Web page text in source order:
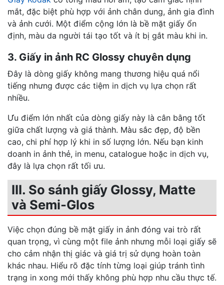
mắt, đặc biệt phù hợp với ảnh chân dung, ảnh gia đình
và ảnh cưới. Một điểm cộng lớn là bề mặt giấy ổn
định, màu da người tái tạo tốt và ít bị gắt màu khi in.
3. Giấy in ảnh RC Glossy chuyên dụng
Đây là dòng giấy không mang thương hiệu quá nổi
tiếng nhưng được các tiệm in dịch vụ lựa chọn rất
nhiều.
Ưu điểm lớn nhất của dòng giấy này là cân bằng tốt
giữa chất lượng và giá thành. Màu sắc đẹp, độ bền
cao, chi phí hợp lý khi in số lượng lớn. Nếu bạn kinh
doanh in ảnh thẻ, in menu, catalogue hoặc in dịch vụ,
đây là lựa chọn rất tối ưu.
III. So sánh giấy Glossy, Matte
và Semi-Glos
Việc chọn đúng bề mặt giấy in ảnh đóng vai trò rất
quan trọng, vì cùng một file ảnh nhưng mỗi loại giấy sẽ
cho cảm nhận thị giác và giá trị sử dụng hoàn toàn
khác nhau. Hiểu rõ đặc tính từng loại giúp tránh tình
trạng in xong mới thấy không phù hợp nhu cầu thực tế.